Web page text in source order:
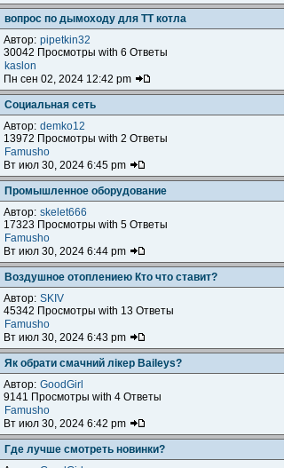
вопрос по дымоходу для ТТ котла
Автор: pipetkin32
30042 Просмотры with 6 Ответы
kaslon
Пн сен 02, 2024 12:42 pm
Социальная сеть
Автор: demko12
13972 Просмотры with 2 Ответы
Famusho
Вт июл 30, 2024 6:45 pm
Промышленное оборудование
Автор: skelet666
17323 Просмотры with 5 Ответы
Famusho
Вт июл 30, 2024 6:44 pm
Воздушное отоплениею Кто что ставит?
Автор: SKIV
45342 Просмотры with 13 Ответы
Famusho
Вт июл 30, 2024 6:43 pm
Як обрати смачний лікер Baileys?
Автор: GoodGirl
9141 Просмотры with 4 Ответы
Famusho
Вт июл 30, 2024 6:42 pm
Где лучше смотреть новинки?